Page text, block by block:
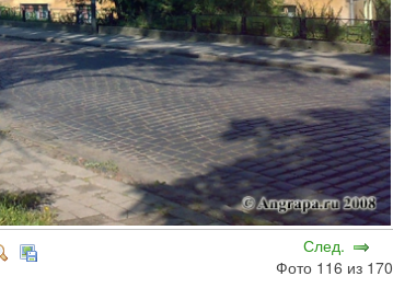
След.
Фото 116 из 170